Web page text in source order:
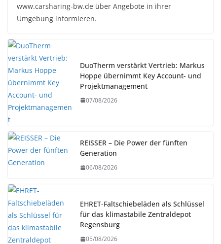
www.carsharing-bw.de über Angebote in ihrer
Umgebung informieren.
DuoTherm verstärkt Vertrieb: Markus
Hoppe übernimmt Key Account- und
Projektmanagement
07/08/2026
REISSER – Die Power der fünften
Generation
06/08/2026
EHRET-Faltschiebeläden als Schlüssel
für das klimastabile Zentraldepot
Regensburg
05/08/2026